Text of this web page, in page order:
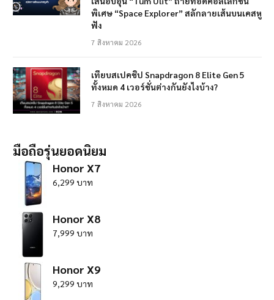
พิเศษ “Space Explorer” สลักลายเส้นบนเคสหู
ฟัง
7 สิงหาคม 2026
เทียบสเปคชิป Snapdragon 8 Elite Gen 5
ทั้งหมด 4 เวอร์ชั่นต่างกันยังไงบ้าง?
7 สิงหาคม 2026
มือถือรุ่นยอดนิยม
Honor X7
6,299 บาท
Honor X8
7,999 บาท
Honor X9
9,299 บาท